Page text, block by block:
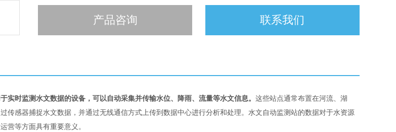
产品咨询 联系我们
实时监测水文数据的设备，可以自动采集并传输水位、降雨、流量等水文信息。 这些站点通常布置在河流、湖
传感器捕捉水文数据，并通过无线通信方式上传到数据中心进行分析和处理。水文自动监测站的数据对于水资源
营等方面具有重要意义。